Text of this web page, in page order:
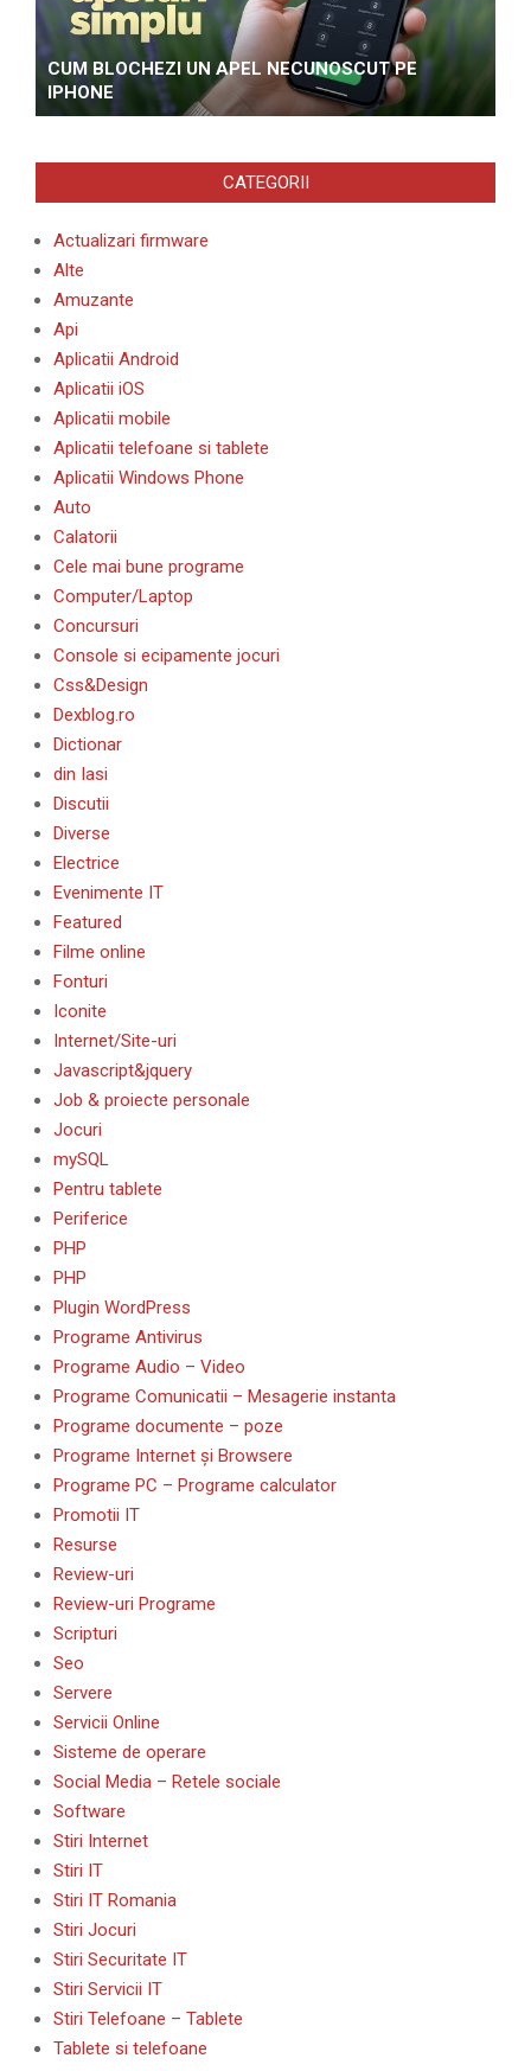
CUM BLOCHEZI UN APEL NECUNOSCUT PE
IPHONE
CATEGORII
Actualizari firmware
Alte
Amuzante
Api
Aplicatii Android
Aplicatii iOS
Aplicatii mobile
Aplicatii telefoane si tablete
Aplicatii Windows Phone
Auto
Calatorii
Cele mai bune programe
Computer/Laptop
Concursuri
Console si ecipamente jocuri
Css&Design
Dexblog.ro
Dictionar
din Iasi
Discutii
Diverse
Electrice
Evenimente IT
Featured
Filme online
Fonturi
Iconite
Internet/Site-uri
Javascript&jquery
Job & proiecte personale
Jocuri
mySQL
Pentru tablete
Periferice
PHP
PHP
Plugin WordPress
Programe Antivirus
Programe Audio – Video
Programe Comunicatii – Mesagerie instanta
Programe documente – poze
Programe Internet și Browsere
Programe PC – Programe calculator
Promotii IT
Resurse
Review-uri
Review-uri Programe
Scripturi
Seo
Servere
Servicii Online
Sisteme de operare
Social Media – Retele sociale
Software
Stiri Internet
Stiri IT
Stiri IT Romania
Stiri Jocuri
Stiri Securitate IT
Stiri Servicii IT
Stiri Telefoane – Tablete
Tablete si telefoane